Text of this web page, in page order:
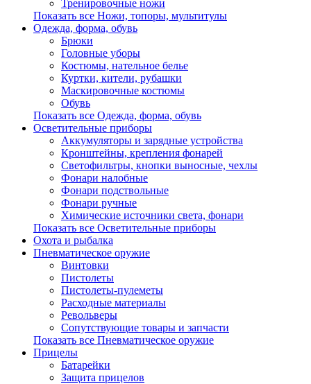
Тренировочные ножи
Показать все Ножи, топоры, мультитулы
Одежда, форма, обувь
Брюки
Головные уборы
Костюмы, нательное белье
Куртки, кители, рубашки
Маскировочные костюмы
Обувь
Показать все Одежда, форма, обувь
Осветительные приборы
Аккумуляторы и зарядные устройства
Кронштейны, крепления фонарей
Светофильтры, кнопки выносные, чехлы
Фонари налобные
Фонари подствольные
Фонари ручные
Химические источники света, фонари
Показать все Осветительные приборы
Охота и рыбалка
Пневматическое оружие
Винтовки
Пистолеты
Пистолеты-пулеметы
Расходные материалы
Револьверы
Сопутствующие товары и запчасти
Показать все Пневматическое оружие
Прицелы
Батарейки
Защита прицелов